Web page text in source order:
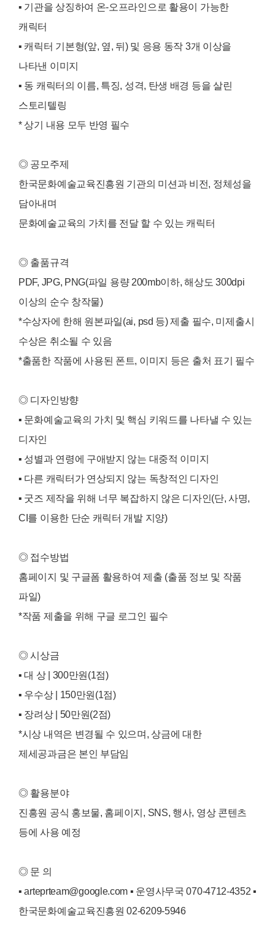
▪️ 기관을 상징하여 온-오프라인으로 활용이 가능한
캐릭터
▪️ 캐릭터 기본형(앞, 옆, 뒤) 및 응용 동작 3개 이상을
나타낸 이미지
▪️ 동 캐릭터의 이름, 특징, 성격, 탄생 배경 등을 살린
스토리텔링
* 상기 내용 모두 반영 필수
◎ 공모주제
한국문화예술교육진흥원 기관의 미션과 비전, 정체성을
담아내며
문화예술교육의 가치를 전달 할 수 있는 캐릭터
◎ 출품규격
PDF, JPG, PNG(파일 용량 200mb이하, 해상도 300dpi
이상의 순수 창작물)
*수상자에 한해 원본파일(ai, psd 등) 제출 필수, 미제출시
수상은 취소될 수 있음
*출품한 작품에 사용된 폰트, 이미지 등은 출처 표기 필수
◎ 디자인방향
▪️ 문화예술교육의 가치 및 핵심 키워드를 나타낼 수 있는
디자인
▪️ 성별과 연령에 구애받지 않는 대중적 이미지
▪️ 다른 캐릭터가 연상되지 않는 독창적인 디자인
▪️ 굿즈 제작을 위해 너무 복잡하지 않은 디자인(단, 사명,
CI를 이용한 단순 캐릭터 개발 지양)
◎ 접수방법
홈페이지 및 구글폼 활용하여 제출 (출품 정보 및 작품
파일)
*작품 제출을 위해 구글 로그인 필수
◎ 시상금
▪️ 대 상 | 300만원(1점)
▪️ 우수상 | 150만원(1점)
▪️ 장려상 | 50만원(2점)
*시상 내역은 변경될 수 있으며, 상금에 대한
제세공과금은 본인 부담임
◎ 활용분야
진흥원 공식 홍보물, 홈페이지, SNS, 행사, 영상 콘텐츠
등에 사용 예정
◎ 문 의
▪️ arteprteam@google.com ▪️ 운영사무국 070-4712-4352 ▪️
한국문화예술교육진흥원 02-6209-5946